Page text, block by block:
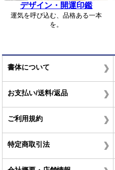
デザイン・開運印鑑
運気を呼び込む、品格ある一本
を。
書体について
お支払い/送料/返品
ご利用規約
特定商取引法